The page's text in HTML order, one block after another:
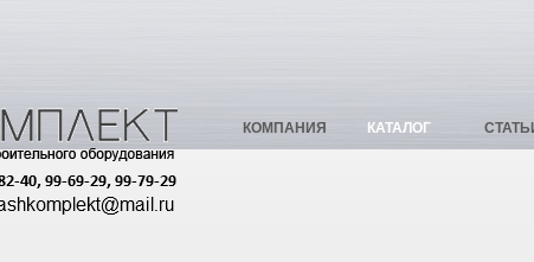
КОМПАНИЯ КАТАЛОГ